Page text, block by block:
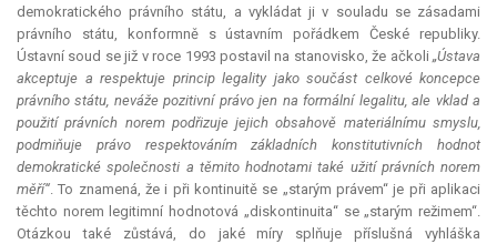
demokratického právního státu, a vykládat ji v souladu se zásadami
právního státu, konformně s ústavním pořádkem České republiky.
Ústavní soud se již v roce 1993 postavil na stanovisko, že ačkoli „Ústava
akceptuje a respektuje princip legality jako součást celkové koncepce
právního státu, neváže pozitivní právo jen na formální legalitu, ale vklad a
použití právních norem podřizuje jejich obsahově materiálnímu smyslu,
podmiňuje právo respektováním základních konstitutivních hodnot
demokratické společnosti a těmito hodnotami také užití právních norem
měří“. To znamená, že i při kontinuitě se „starým právem“ je při aplikaci
těchto norem legitimní hodnotová „diskontinuita“ se „starým režimem“.
Otázkou také zůstává, do jaké míry splňuje příslušná vyhláška